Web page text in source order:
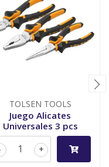
TOLSEN TOOLS
Juego Alicates
Universales 3 pcs
+